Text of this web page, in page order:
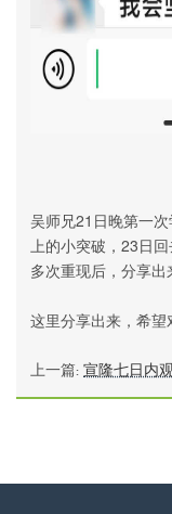
吴师兄21日晚第一
上的小突破，23日
多次重现后，分享出
这里分享出来，希望
上一篇: 宣隆七日内